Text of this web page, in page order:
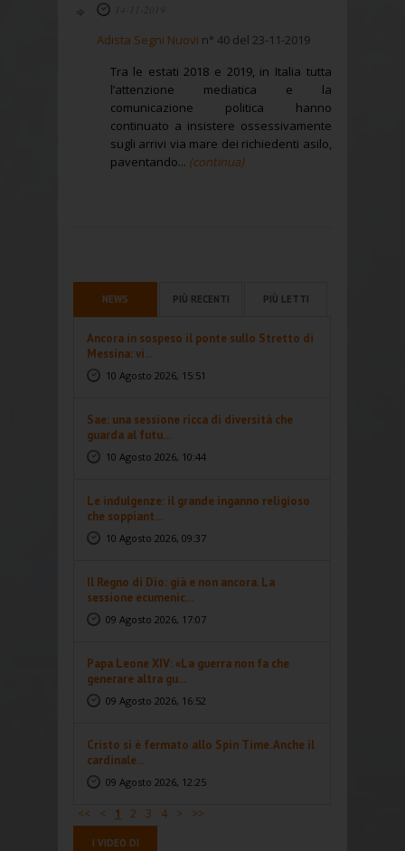
Adista Segni Nuovi n° 40 del 23-11-2019
Tra le estati 2018 e 2019, in Italia tutta
l’attenzione mediatica e la
comunicazione politica hanno
continuato a insistere ossessivamente
sugli arrivi via mare dei richiedenti asilo,
paventando... (continua)
NEWS PIÙ RECENTI PIÙ LETTI
Ancora in sospeso il ponte sullo Stretto di
Messina: vi...
10 Agosto 2026, 15:51
Sae: una sessione ricca di diversità che
guarda al futu...
10 Agosto 2026, 10:44
Le indulgenze: il grande inganno religioso
che soppiant...
10 Agosto 2026, 09:37
Il Regno di Dio: già e non ancora. La
sessione ecumenic...
09 Agosto 2026, 17:07
Papa Leone XIV: «La guerra non fa che
generare altra gu...
09 Agosto 2026, 16:52
Cristo si è fermato allo Spin Time. Anche il
cardinale...
09 Agosto 2026, 12:25
<< < 1 2 3 4 > >>
I VIDEO DI